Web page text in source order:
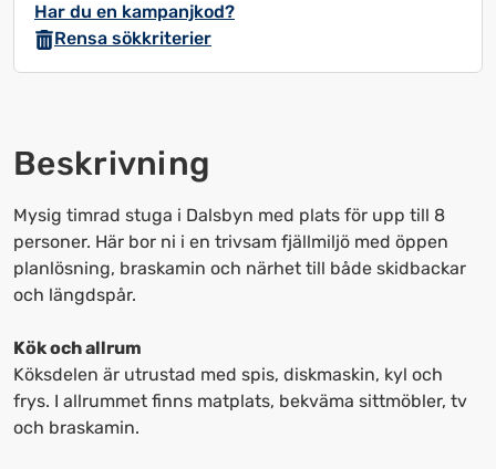
kalendern
och
välja
Tryck
på
frågetecknet
för
att
få
kortkommandon
för
att
ändra
välja
frågetecknet
för
att
för
att
Har du en kampanjkod?
Rensa sökkriterier
Beskrivning
Mysig timrad stuga i Dalsbyn med plats för upp till 8
personer. Här bor ni i en trivsam fjällmiljö med öppen
planlösning, braskamin och närhet till både skidbackar
och längdspår.
Kök och allrum
Köksdelen är utrustad med spis, diskmaskin, kyl och
frys. I allrummet finns matplats, bekväma sittmöbler, tv
och braskamin.